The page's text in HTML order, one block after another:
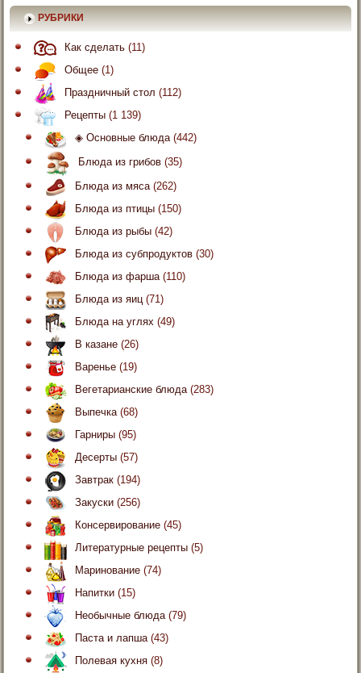
РУБРИКИ
Как сделать (11)
Общее (1)
Праздничный стол (112)
Рецепты (1 139)
◈ Основные блюда(442)
Блюда из грибов (35)
Блюда из мяса(262)
Блюда из птицы (150)
Блюда из рыбы (42)
Блюда из субпродуктов (30)
Блюда из фарша(110)
Блюда из яиц(71)
Блюда на углях (49)
В казане (26)
Варенье (19)
Вегетарианские блюда(283)
Выпечка(68)
Гарниры (95)
Десерты (57)
Завтрак (194)
Закуски (256)
Консервирование (45)
Литературные рецепты (5)
Маринование (74)
Напитки (15)
Необычные блюда(79)
Паста и лапша(43)
Полевая кухня (8)